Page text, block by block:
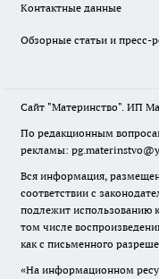
Контактные данные
Обзорные статьи и пресс-
Сайт "Материнство". ИП
По редакционным
рекламы:
Вся информация,
соответствии с
подлежит использованию
том числе
как с письменного
«На информационном